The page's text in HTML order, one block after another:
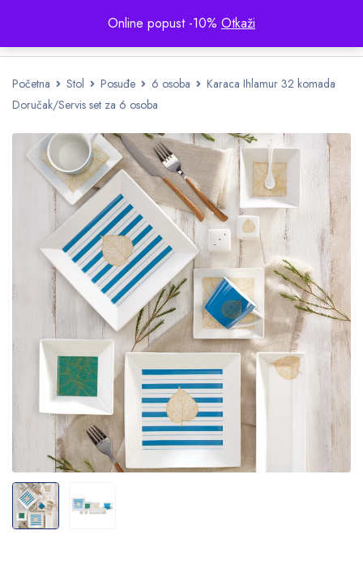
Online popust -10% Otkaži
Početna Stol Posuđe 6 osoba
Karaca Ihlamur 32 komada
Doručak/Servis set za 6 osoba